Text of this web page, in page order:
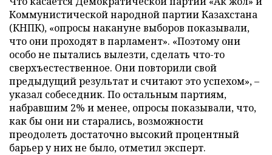
Коммунистической народной партии Казахстана
(КНПК), «опросы накануне выборов показывали,
что они проходят в парламент». «Поэтому они
особо не пытались вылезти, сделать что-то
сверхъестественное. Они повторили свой
предыдущий результат и считают это успехом», –
указал собеседник. По остальным партиям,
набравшим 2% и менее, опросы показывали, что,
как бы они ни старались, возможности
преодолеть достаточно высокий процентный
барьер у них не было, отметил эксперт.